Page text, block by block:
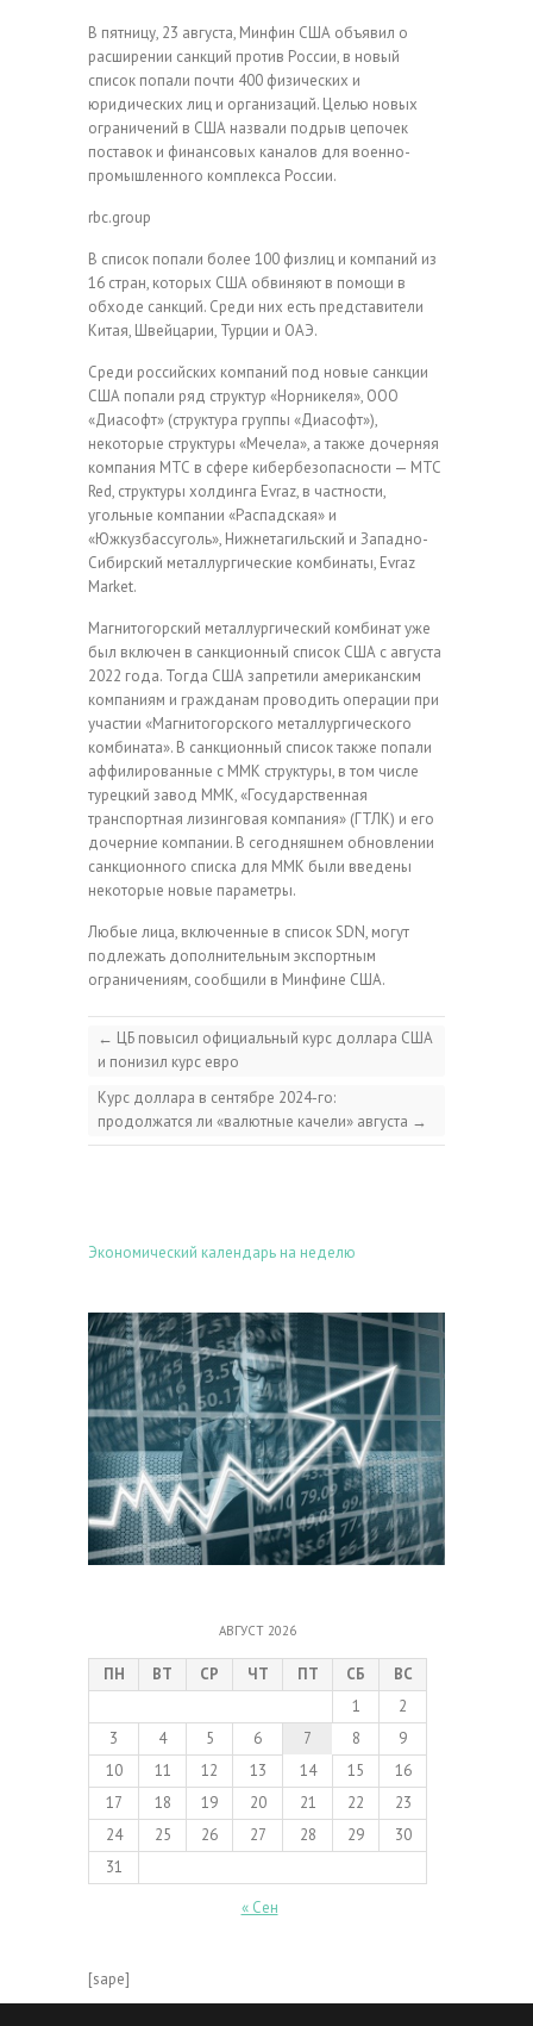
В пятницу, 23 августа, Минфин США объявил о
расширении санкций против России, в новый
список попали почти 400 физических и
юридических лиц и организаций. Целью новых
ограничений в США назвали подрыв цепочек
поставок и финансовых каналов для военно-
промышленного комплекса России.
rbc.group
В список попали более 100 физлиц и компаний из
16 стран, которых США обвиняют в помощи в
обходе санкций. Среди них есть представители
Китая, Швейцарии, Турции и ОАЭ.
Среди российских компаний под новые санкции
США попали ряд структур «Норникеля», ООО
«Диасофт» (структура группы «Диасофт»),
некоторые структуры «Мечела», а также дочерняя
компания МТС в сфере кибербезопасности — МТС
Red, структуры холдинга Evraz, в частности,
угольные компании «Распадская» и
«Южкузбассуголь», Нижнетагильский и Западно-
Сибирский металлургические комбинаты, Evraz
Market.
Магнитогорский металлургический комбинат уже
был включен в санкционный список США с августа
2022 года. Тогда США запретили американским
компаниям и гражданам проводить операции при
участии «Магнитогорского металлургического
комбината». В санкционный список также попали
аффилированные с ММК структуры, в том числе
турецкий завод ММК, «Государственная
транспортная лизинговая компания» (ГТЛК) и его
дочерние компании. В сегодняшнем обновлении
санкционного списка для ММК были введены
некоторые новые параметры.
Любые лица, включенные в список SDN, могут
подлежать дополнительным экспортным
ограничениям, сообщили в Минфине США.
← ЦБ повысил официальный курс доллара США
и понизил курс евро
Курс доллара в сентябре 2024-го:
продолжатся ли «валютные качели» августа →
Экономический календарь на неделю
АВГУСТ 2026
ПН ВТ СР ЧТ ПТ СБ
ВС
1
2
3
4 5 6 7 8
9
10
11 12 13 14 15
16
17
18 19 20 21 22
23
24
25 26 27 28 29
30
31
« Сен
[sape]